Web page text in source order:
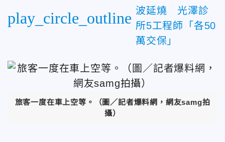
play_circle_outline 波延燒 光澤診
所5工程師「各50
萬交保」
旅客一度在車上空等。
（圖／記者爆料網，網友samg拍
攝）